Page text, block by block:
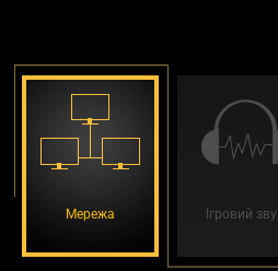
Мережа Ігровий